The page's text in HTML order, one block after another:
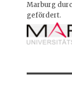
Marburg
gefördert.